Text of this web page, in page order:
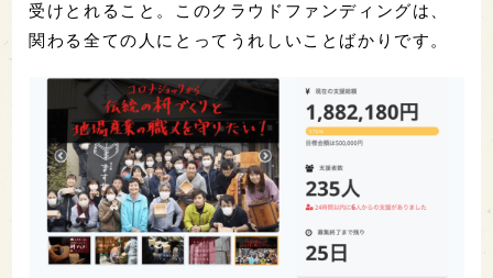
受けとれること。このクラウドファンディングは、
関わる全ての人にとってうれしいことばかりです。